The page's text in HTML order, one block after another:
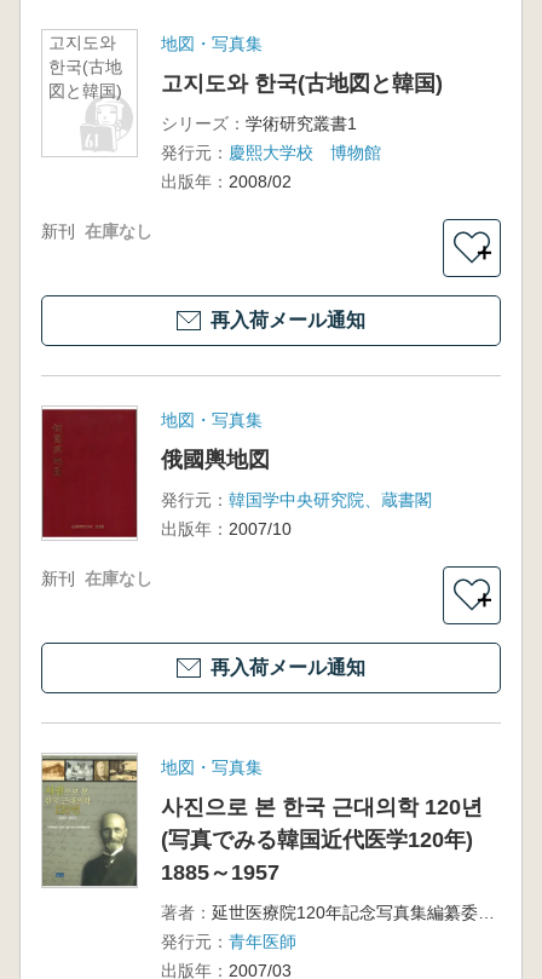
고지도와
한국(古地
図と韓国)
地図・写真集
고지도와 한국(古地図と韓国)
シリーズ： 学術研究叢書1
発行元： 慶熙大学校 博物館
出版年： 2008/02
新刊 在庫なし
＋
再入荷メール通知
地図・写真集
俄國輿地図
発行元： 韓国学中央研究院、蔵書閣
出版年： 2007/10
新刊 在庫なし
＋
再入荷メール通知
地図・写真集
사진으로 본 한국 근대의학 120년
(写真でみる韓国近代医学120年)
1885～1957
著者：
延世医療院120年記念写真集編纂委員会 編
発行元： 青年医師
出版年： 2007/03